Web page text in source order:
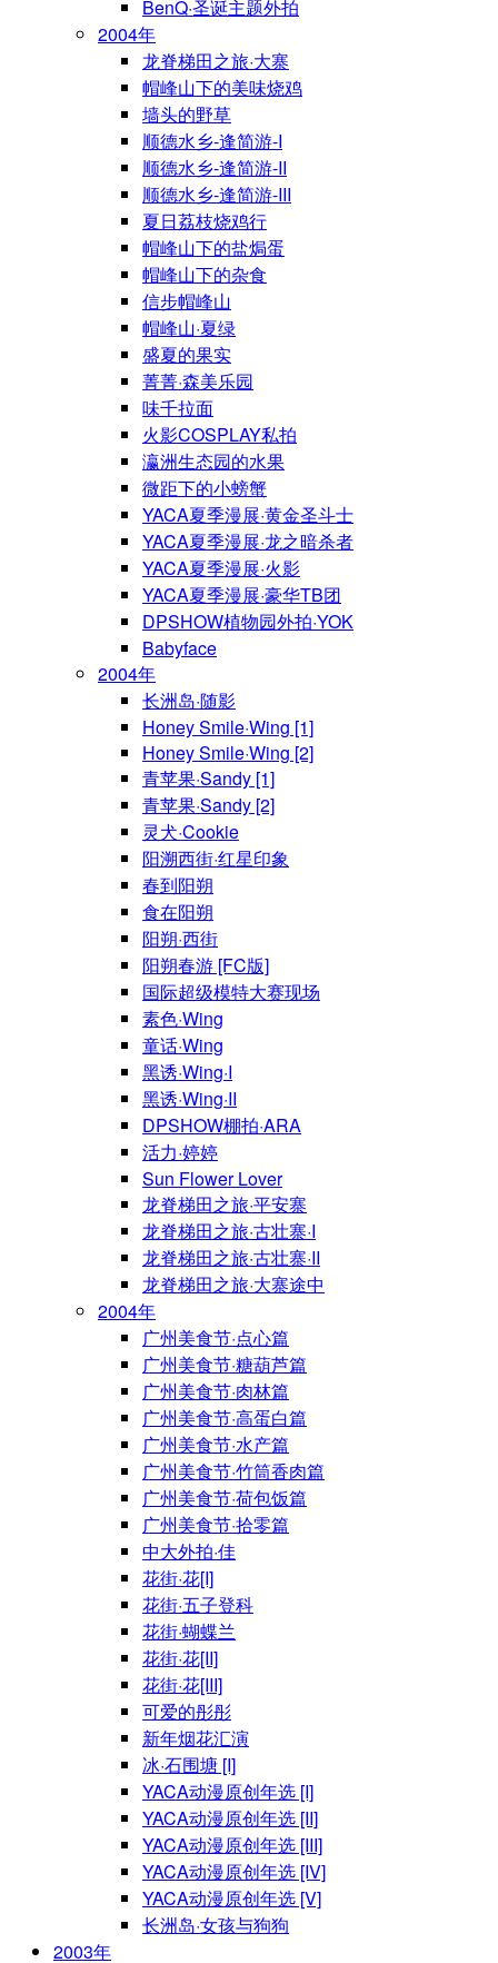
BenQ·圣诞主题外拍
2004年
龙脊梯田之旅·大寨
帽峰山下的美味烧鸡
墙头的野草
顺德水乡-逢简游-I
顺德水乡-逢简游-II
顺德水乡-逢简游-III
夏日荔枝烧鸡行
帽峰山下的盐焗蛋
帽峰山下的杂食
信步帽峰山
帽峰山·夏绿
盛夏的果实
菁菁·森美乐园
味千拉面
火影COSPLAY私拍
瀛洲生态园的水果
微距下的小螃蟹
YACA夏季漫展·黄金圣斗士
YACA夏季漫展·龙之暗杀者
YACA夏季漫展·火影
YACA夏季漫展·豪华TB团
DPSHOW植物园外拍·YOK
Babyface
2004年
长洲岛·随影
Honey Smile·Wing [1]
Honey Smile·Wing [2]
青苹果·Sandy [1]
青苹果·Sandy [2]
灵犬·Cookie
阳溯西街·红星印象
春到阳朔
食在阳朔
阳朔·西街
阳朔春游 [FC版]
国际超级模特大赛现场
素色·Wing
童话·Wing
黑诱·Wing·I
黑诱·Wing·II
DPSHOW棚拍·ARA
活力·婷婷
Sun Flower Lover
龙脊梯田之旅·平安寨
龙脊梯田之旅·古壮寨·I
龙脊梯田之旅·古壮寨·II
龙脊梯田之旅·大寨途中
2004年
广州美食节·点心篇
广州美食节·糖葫芦篇
广州美食节·肉林篇
广州美食节·高蛋白篇
广州美食节·水产篇
广州美食节·竹筒香肉篇
广州美食节·荷包饭篇
广州美食节·拾零篇
中大外拍·佳
花街·花[I]
花街·五子登科
花街·蝴蝶兰
花街·花[II]
花街·花[III]
可爱的彤彤
新年烟花汇演
冰·石围塘 [I]
YACA动漫原创年选 [I]
YACA动漫原创年选 [II]
YACA动漫原创年选 [III]
YACA动漫原创年选 [IV]
YACA动漫原创年选 [V]
长洲岛·女孩与狗狗
2003年